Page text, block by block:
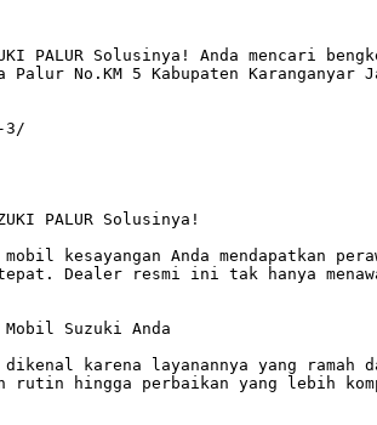
PALUR Solusinya! Anda mencari
Palur No.KM 5 Kabupaten
3/
PALUR Solusinya!
kesayangan Anda mendapatkan
Dealer resmi ini tak hanya
Mobil Suzuki Anda
dikenal karena layanannya yang
rutin hingga perbaikan yang lebih